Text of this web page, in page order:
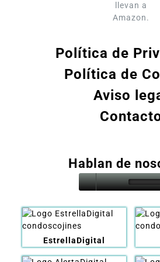
llevan a
Amazon.
Política de
Política de
Aviso
Hablan de
EstrellaDigital